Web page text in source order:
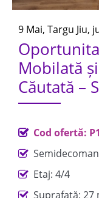
9 Mai, Targu Jiu,
Mobilată
Căutată –
Cod ofertă:
Etaj: 4/4
Suprafață: 27